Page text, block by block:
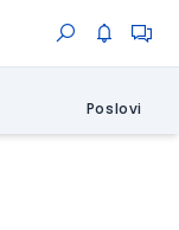
Poslovi